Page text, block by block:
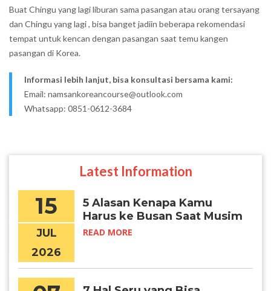
Buat Chingu yang lagi liburan sama pasangan atau orang tersayang
dan Chingu yang lagi, bisa banget jadiin beberapa rekomendasi
tempat untuk kencan dengan pasangan saat temu kangen
pasangan di Korea.
Informasi lebih lanjut, bisa konsultasi bersama kami:
Email: namsankoreancourse@outlook.com
Whatsapp: 0851-0612-3684
Latest Information
15
JUL
2026
5 Alasan Kenapa Kamu
Harus ke Busan Saat Musim
Panas
READ MORE